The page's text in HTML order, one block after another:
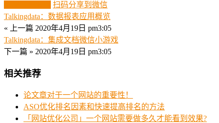
扫码分享到微信
Talkingdata：数据报表应用概览
« 上一篇 2020年4月19日 pm3:05
Talkingdata：集成文档微信小游戏
下一篇 » 2020年4月19日 pm3:05
相关推荐
论文章对于一个网站的重要性！
ASO优化排名因素和快速提高排名的方法
「网站优化公司」一个网站需要做多久才能看到效果?